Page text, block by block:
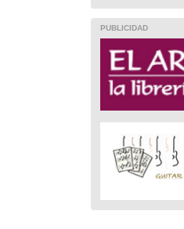
PUBLICIDAD